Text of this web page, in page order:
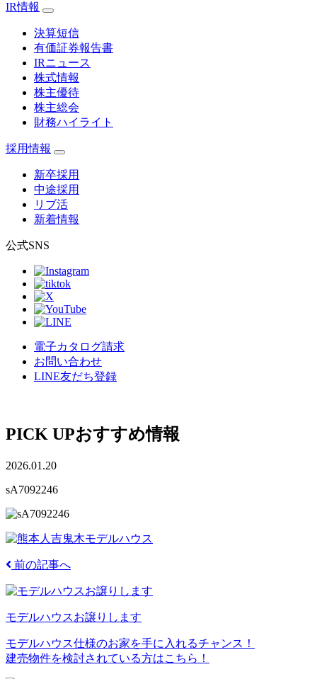
IR情報
決算短信
有価証券報告書
IRニュース
株式情報
株主優待
株主総会
財務ハイライト
採用情報
新卒採用
中途採用
リブ活
新着情報
公式SNS
電子カタログ請求
お問い合わせ
LINE友だち登録
PICK UPおすすめ情報
2026.01.20
sA7092246
前の記事へ
モデルハウスお譲りします
モデルハウス仕様のお家を手に入れるチャンス！
建売物件を検討されている方はこちら！